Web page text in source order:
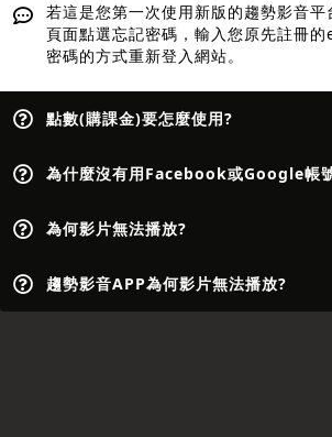
若這是您第一次使用新版的趨勢影音
頁面點選忘記密碼，輸入您原先註冊
密碼的方式重新登入網站。
點數(購課金)要怎麼使用?
為什麼沒有用Facebook或Google帳
為何影片無法播放?
趨勢影音APP為何影片無法播放?